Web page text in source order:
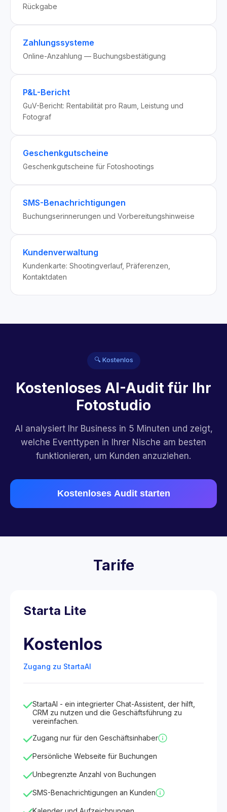
Rückgabe
Zahlungssysteme
Online-Anzahlung — Buchungsbestätigung
P&L-Bericht
GuV-Bericht: Rentabilität pro Raum, Leistung und
Fotograf
Geschenkgutscheine
Geschenkgutscheine für Fotoshootings
SMS-Benachrichtigungen
Buchungserinnerungen und Vorbereitungshinweise
Kundenverwaltung
Kundenkarte: Shootingverlauf, Präferenzen,
Kontaktdaten
🔍 Kostenlos
Kostenloses AI-Audit für Ihr
Fotostudio
AI analysiert Ihr Business in 5 Minuten und zeigt,
welche Eventtypen in Ihrer Nische am besten
funktionieren, um Kunden anzuziehen.
Kostenloses Audit starten
Tarife
Starta Lite
Kostenlos
Zugang zu StartaAI
StartaAI - ein integrierter Chat-Assistent, der hilft,
CRM zu nutzen und die Geschäftsführung zu
vereinfachen.
Zugang nur für den Geschäftsinhaber
Persönliche Webseite für Buchungen
Unbegrenzte Anzahl von Buchungen
SMS-Benachrichtigungen an Kunden